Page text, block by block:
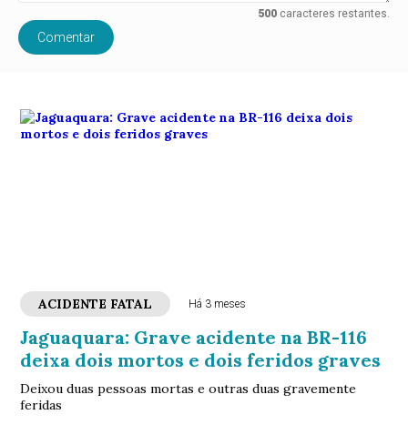
500caracteres restantes.
Comentar
ACIDENTE FATAL Há 3 meses
Jaguaquara: Grave acidente na BR-116
deixa dois mortos e dois feridos graves
Deixou duas pessoas mortas e outras duas gravemente
feridas